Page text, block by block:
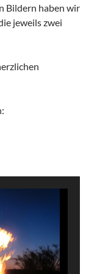
Bildern haben wir
jeweils zwei